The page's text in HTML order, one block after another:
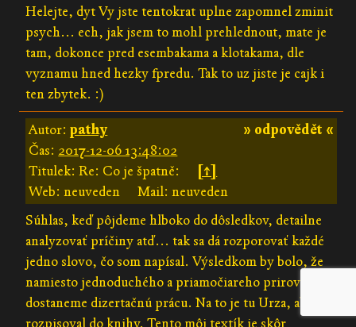
Helejte, dyt Vy jste tentokrat uplne zapomnel zminit
psych... ech, jak jsem to mohl prehlednout, mate je
tam, dokonce pred esembakama a klotakama, dle
vyznamu hned hezky fpredu. Tak to uz jiste je cajk i
ten zbytek. :)
» odpovědět «
Autor:pathy
Čas: 2017-12-06 13:48:02
Titulek: Re: Co je špatně:
[↑]
Web: neuveden
Mail: neuveden
Súhlas, keď pôjdeme hlboko do dôsledkov, detailne
analyzovať príčiny atď... tak sa dá rozporovať každé
jedno slovo, čo som napísal. Výsledkom by bolo, že
namiesto jednoduchého a priamočiareho prirovnania,
dostaneme dizertačnú prácu. Na to je tu Urza, aby sa
rozpisoval do knihy. Tento môj textík je skôr